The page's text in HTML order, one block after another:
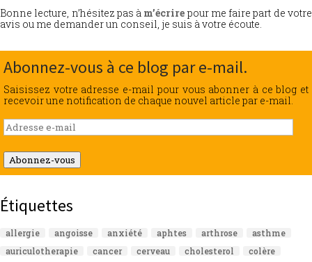
Bonne lecture, n’hésitez pas à m’écrire pour me faire part de votre
avis ou me demander un conseil, je suis à votre écoute.
Abonnez-vous à ce blog par e-mail.
Saisissez votre adresse e-mail pour vous abonner à ce blog et
recevoir une notification de chaque nouvel article par e-mail.
Adresse
e-
mail
Abonnez-vous
Étiquettes
allergie angoisse anxiété aphtes arthrose
asthme
auriculotherapie
cancer cerveau cholesterol
colère